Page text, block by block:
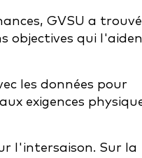
GVSU a
objectives qui
les données pour
exigences
l'intersaison. Sur la